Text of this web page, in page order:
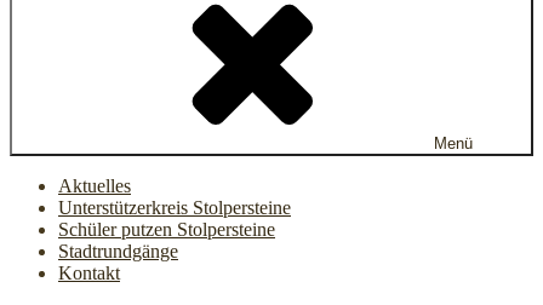
Menü
Aktuelles
Unterstützerkreis Stolpersteine
Schüler putzen Stolpersteine
Stadtrundgänge
Kontakt